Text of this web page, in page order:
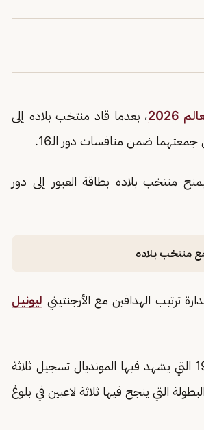
2026
، بعدما قاد منتخب بلاده إلى
هدفي المنتخب النرويجي في الدقيقتين (79 و90)، ليمنح منتخب بلاده بطاقة العبور إلى دور
ترتيب الهدافين مع الأرجنتيني ليونيل
ووفقًا للإحصاءات، تعد هذه المرة الأولى منذ نهائيات كأس العالم 1958 التي يشهد فيها المونديال تسجيل ثلاثة
التي ينجح فيها ثلاثة لاعبين في بلوغ